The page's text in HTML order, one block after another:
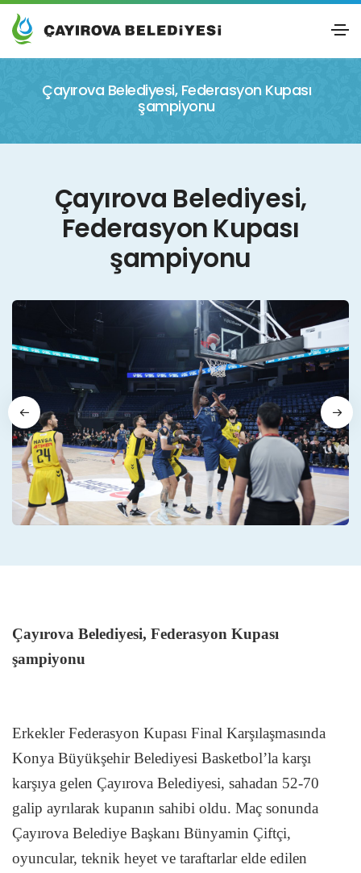
Çayırova Belediyesi, Federasyon Kupası
şampiyonu
Çayırova Belediyesi,
Federasyon Kupası
şampiyonu
Çayırova Belediyesi, Federasyon Kupası
şampiyonu
Erkekler Federasyon Kupası Final Karşılaşmasında
Konya Büyükşehir Belediyesi Basketbol’la karşı
karşıya gelen Çayırova Belediyesi, sahadan 52-70
galip ayrılarak kupanın sahibi oldu. Maç sonunda
Çayırova Belediye Başkanı Bünyamin Çiftçi,
oyuncular, teknik heyet ve taraftarlar elde edilen